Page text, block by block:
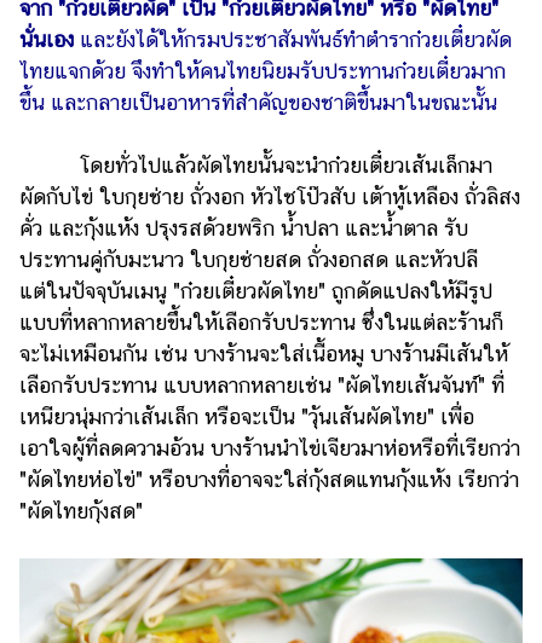
ออนไลน์
ติดต่อ
โฆษณา
ปัญหา
ร่วม
งาน
กับ
เรา
จาก "ก๋วยเตี๋ยวผัด" เป็น "ก๋วยเตี๋ยวผัดไทย" หรือ "ผัดไทย"
นั่นเอง และยังได้ให้กรมประชาสัมพันธ์ทำตำราก๋วยเตี๋ยวผัด
ไทยแจกด้วย จึงทำให้คนไทยนิยมรับประทานก๋วยเตี๋ยวมาก
ขึ้น และกลายเป็นอาหารที่สำคัญของชาติขึ้นมาในขณะนั้น
โดยทั่วไปแล้วผัดไทยนั้นจะนำก๋วยเตี๋ยวเส้นเล็กมา
ผัดกับไข่ ใบกุยช่าย ถั่วงอก หัวไชโป๊วสับ เต้าหู้เหลือง ถั่วลิสง
คั่ว และกุ้งแห้ง ปรุงรสด้วยพริก น้ำปลา และน้ำตาล รับ
ประทานคู่กับมะนาว ใบกุยช่ายสด ถั่วงอกสด และหัวปลี
แต่ในปัจจุบันเมนู "ก๋วยเตี๋ยวผัดไทย" ถูกดัดแปลงให้มีรูป
แบบที่หลากหลายขึ้นให้เลือกรับประทาน ซึ่งในแต่ละร้านก็
จะไม่เหมือนกัน เช่น บางร้านจะใส่เนื้อหมู บางร้านมีเส้นให้
เลือกรับประทาน แบบหลากหลายเช่น "ผัดไทยเส้นจันท์" ที่
เหนียวนุ่มกว่าเส้นเล็ก หรือจะเป็น "วุ้นเส้นผัดไทย" เพื่อ
เอาใจผู้ที่ลดความอ้วน บางร้านนำไข่เจียวมาห่อหรือที่เรียกว่า
"ผัดไทยห่อไข่" หรือบางที่อาจจะใส่กุ้งสดแทนกุ้งแห้ง เรียกว่า
"ผัดไทยกุ้งสด"